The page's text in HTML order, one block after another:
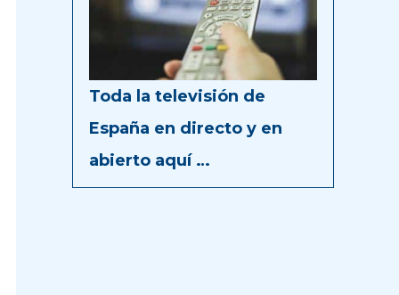
Toda la televisión de
España en directo y en
abierto aquí …